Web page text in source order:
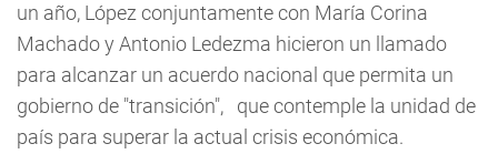
un año, López conjuntamente con María Corina
Machado y Antonio Ledezma hicieron un llamado
para alcanzar un acuerdo nacional que permita un
gobierno de "transición",
que contemple la unidad de
país para superar la actual crisis económica.